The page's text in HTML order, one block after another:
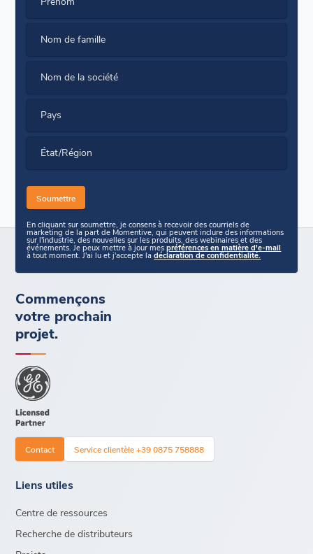
Nom de famille
Nom de la société
Pays
État/Région
En cliquant sur soumettre, je consens à recevoir des courriels de
marketing de la part de Momentive, qui peuvent inclure des informations
sur l'industrie, des nouvelles sur les produits, des webinaires et des
événements. Je peux mettre à jour mespréférences en matière d'e-mail
à tout moment. J'ai lu et j'accepte ladéclaration de confidentialité.
Commençons
votre prochain
projet.
Contact Service clientèle +39 0875 758888
Liens utiles
Centre de ressources
Recherche de distributeurs